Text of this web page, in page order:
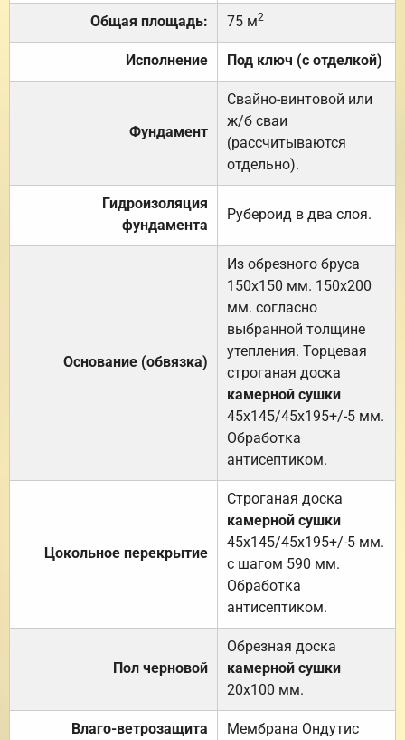
Общая площадь: 75 м2
Исполнение Под ключ (с отделкой)
Фундамент
Свайно-винтовой или
ж/б сваи
(рассчитываются
отдельно).
Гидроизоляция
фундамента
Рубероид в два слоя.
Основание (обвязка)
Из обрезного бруса
150х150 мм. 150х200
мм. согласно
выбранной толщине
утепления. Торцевая
строганая доска
камерной сушки
45х145/45х195+/-5 мм.
Обработка
антисептиком.
Цокольное перекрытие
Строганая доска
камерной сушки
45х145/45х195+/-5 мм.
с шагом 590 мм.
Обработка
антисептиком.
Пол черновой
Обрезная доска
камерной сушки
20х100 мм.
Влаго-ветрозащита
Мембрана Ондутис